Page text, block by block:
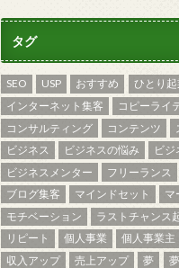
タグ
SEO USP おすすめ
ひとり起
インターネット集客
コピーライ
コンサルティング
コンテンツ
ビジネス
ビジネスの悩み
ビジ
ビジネスメンター
フリーランス
ブログ集客
マインドセット
マ
モチベーション
ラストチャンス
リピート
個人事業 個人事業主
収入アップ
売上アップ 夢